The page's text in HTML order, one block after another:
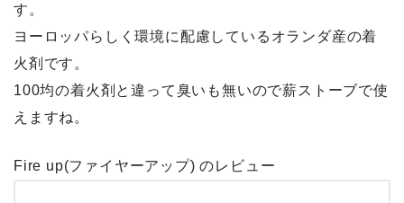
す。
ヨーロッパらしく環境に配慮しているオランダ産の着
火剤です。
100均の着火剤と違って臭いも無いので薪ストーブで使
えますね。
Fire up(ファイヤーアップ) のレビュー